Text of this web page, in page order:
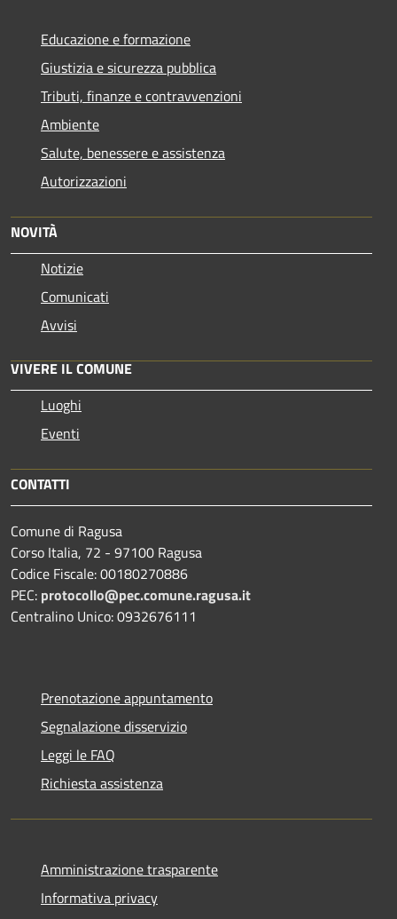
Educazione e formazione
Giustizia e sicurezza pubblica
Tributi, finanze e contravvenzioni
Ambiente
Salute, benessere e assistenza
Autorizzazioni
NOVITÀ
Notizie
Comunicati
Avvisi
VIVERE IL COMUNE
Luoghi
Eventi
CONTATTI
Comune di Ragusa
Corso Italia, 72 - 97100 Ragusa
Codice Fiscale: 00180270886
PEC: protocollo@pec.comune.ragusa.it
Centralino Unico: 0932676111
Prenotazione appuntamento
Segnalazione disservizio
Leggi le FAQ
Richiesta assistenza
Amministrazione trasparente
Informativa privacy